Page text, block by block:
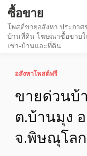
ซื้อขาย
โพสต์ขายอสังหา ประกาศ
บ้านที่ดิน โฆษณาซื้อขายใ
เช่า-บ้านและที่ดิน
อสังหาโพสต์ฟรี
ขายด่วนบ้
ต.บ้านมุง
จ.พิษณุโลก